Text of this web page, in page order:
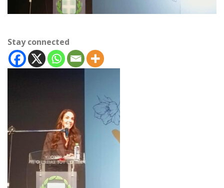
Stay connected